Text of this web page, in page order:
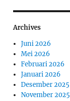
Archives
Juni 2026
Mei 2026
Februari 2026
Januari 2026
Desember 2025
November 2025